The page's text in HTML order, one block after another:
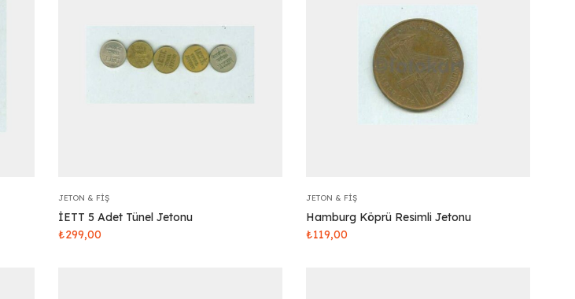
JETON & FIŞ
İETT 5 Adet Tünel Jetonu
₺299,00
JETON & FIŞ
Hamburg Köprü Resimli Jetonu
₺119,00